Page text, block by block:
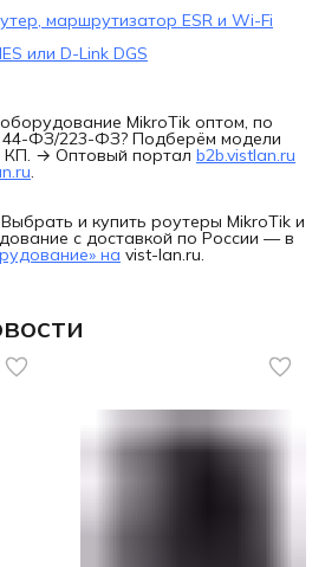
маршрутизатор ESR и Wi-Fi
или D-Link DGS
MikroTik оптом, по
44-ФЗ/223-ФЗ? Подберём модели
→ Оптовый портал b2b.vistlan.ru
.
Выбрать и купить роутеры MikroTik и
с доставкой по России — в
на vist-lan.ru.